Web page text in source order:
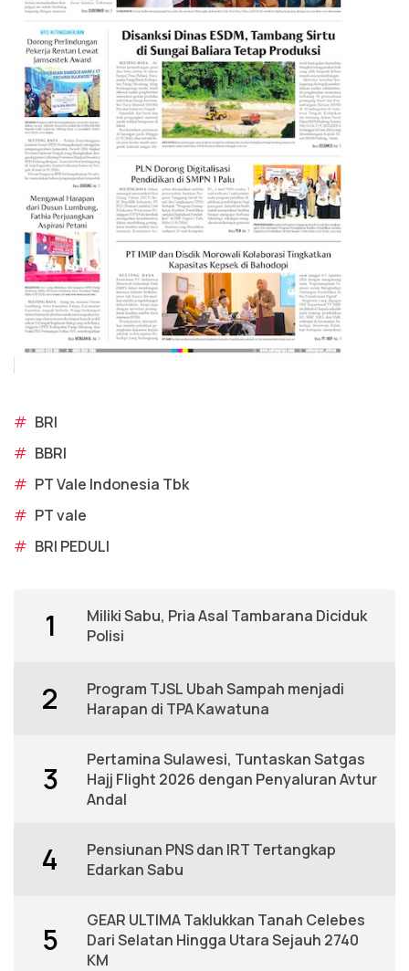
# BRI
# BBRI
# PT Vale Indonesia Tbk
# PT vale
# BRI PEDULI
1
Miliki Sabu, Pria Asal Tambarana Diciduk
Polisi
2
Program TJSL Ubah Sampah menjadi
Harapan di TPA Kawatuna
3
Pertamina Sulawesi, Tuntaskan Satgas
Hajj Flight 2026 dengan Penyaluran Avtur
Andal
4
Pensiunan PNS dan IRT Tertangkap
Edarkan Sabu
5
GEAR ULTIMA Taklukkan Tanah Celebes
Dari Selatan Hingga Utara Sejauh 2740
KM